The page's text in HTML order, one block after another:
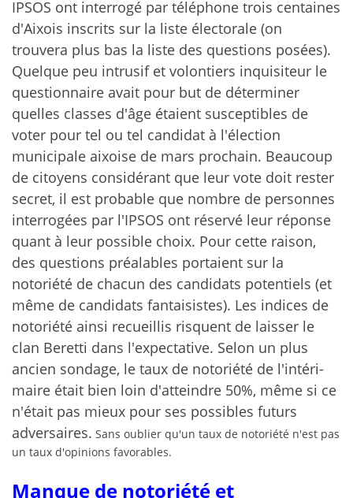
IPSOS ont interrogé par téléphone trois centaines
d'Aixois inscrits sur la liste électorale (on
trouvera plus bas la liste des questions posées).
Quelque peu intrusif et volontiers inquisiteur le
questionnaire avait pour but de déterminer
quelles classes d'âge étaient susceptibles de
voter pour tel ou tel candidat à l'élection
municipale aixoise de mars prochain. Beaucoup
de citoyens considérant que leur vote doit rester
secret, il est probable que nombre de personnes
interrogées par l'IPSOS ont réservé leur réponse
quant à leur possible choix. Pour cette raison,
des questions préalables portaient sur la
notoriété de chacun des candidats potentiels (et
même de candidats fantaisistes). Les indices de
notoriété ainsi recueillis risquent de laisser le
clan Beretti dans l'expectative. Selon un plus
ancien sondage, le taux de notoriété de l'intéri-
maire était bien loin d'atteindre 50%, même si ce
n'était pas mieux pour ses possibles futurs
adversaires. Sans oublier qu'un taux de notoriété n'est pas
un taux d'opinions favorables.
Manque de notoriété et